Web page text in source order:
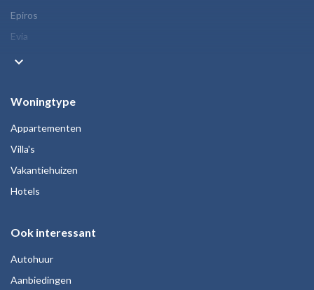
Epiros
Evia
keyboard_arrow_down
Woningtype
Appartementen
Villa's
Vakantiehuizen
Hotels
Ook interessant
Autohuur
Aanbiedingen